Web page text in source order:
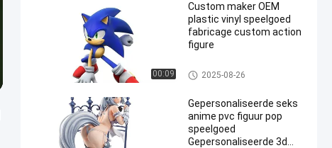
00:09
Custom maker OEM
plastic vinyl speelgoed
fabricage custom action
figure
Op maat gemaakte vinylpop/R
oto Casting/Vinyl Figure/Vinyl
2025-08-26
Gepersonaliseerde seks
anime pvc figuur pop
speelgoed
Gepersonaliseerde 3d